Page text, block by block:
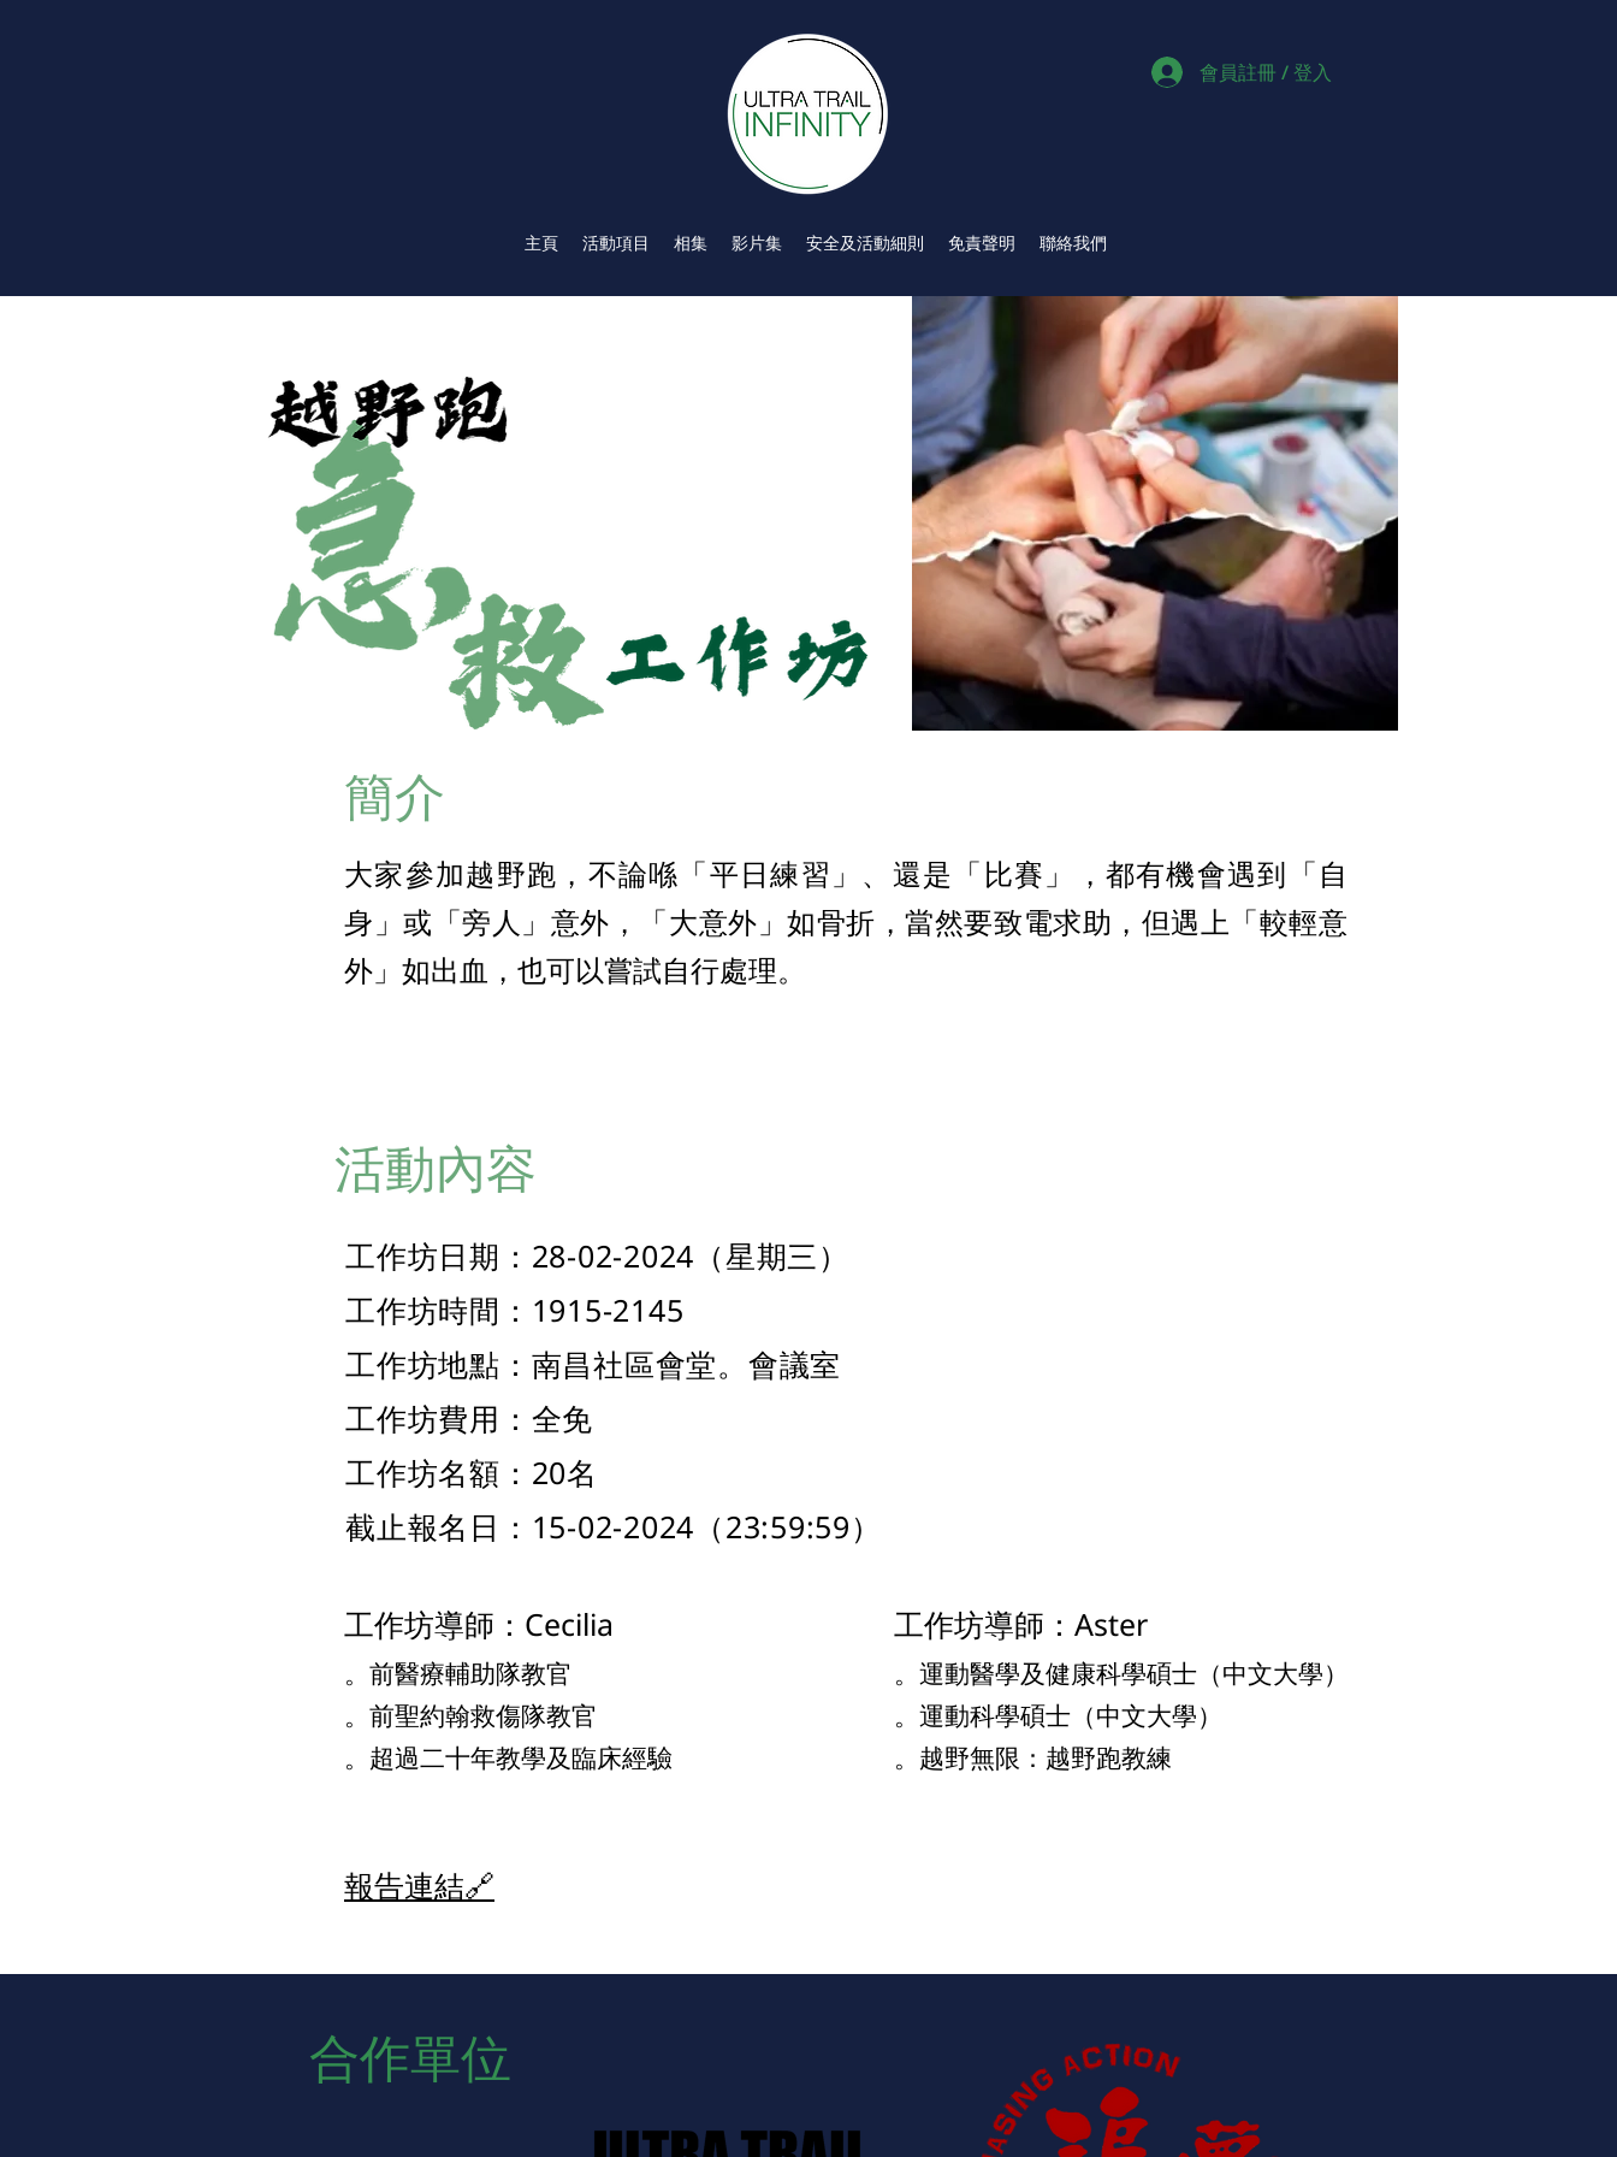
會員註冊 / 登入
主頁 活動項目 相集 影片集 安全及活動細則 免責聲明 聯絡我們
簡介
大家參加越野跑，不論喺「平日練習」、還是「比賽」，都有機會遇到「自
身」或「旁人」意外，「大意外」如骨折，當然要致電求助，但遇上「較輕意
外」如出血，也可以嘗試自行處理。
活動內容
工作坊日期：28-02-2024（星期三）
工作坊時間：1915-2145
工作坊地點：南昌社區會堂。會議室
工作坊費用：全免
工作坊名額：20名
截止報名日：15-02-2024（23:59:59）
工作坊導師：Cecilia
。前醫療輔助隊教官
。前聖約翰救傷隊教官
。超過二十年教學及臨床經驗
工作坊導師：Aster
。運動醫學及健康科學碩士（中文大學）
。運動科學碩士（中文大學）
。越野無限：越野跑教練
報告連結🔗
合作單位